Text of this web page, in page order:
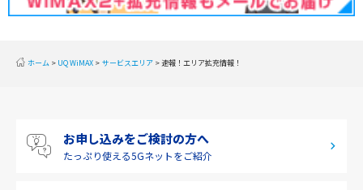
九州・沖縄
2019年10月(1)
2019年6月(1)
ホーム UQ WiMAX サービスエリア 速報！エリア拡充情報！
お申し込みをご検討の方へ
たっぷり使える5Gネットをご紹介